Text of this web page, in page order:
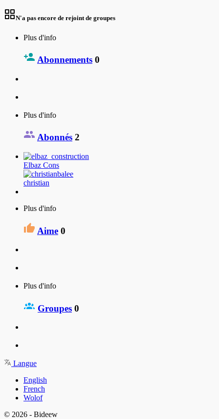
N'a pas encore de rejoint de groupes
Plus d'info
Abonnements 0
Plus d'info
Abonnés 2
Elbaz Cons
christian
Plus d'info
Aime 0
Plus d'info
Groupes 0
Langue
English
French
Wolof
© 2026 - Bideew